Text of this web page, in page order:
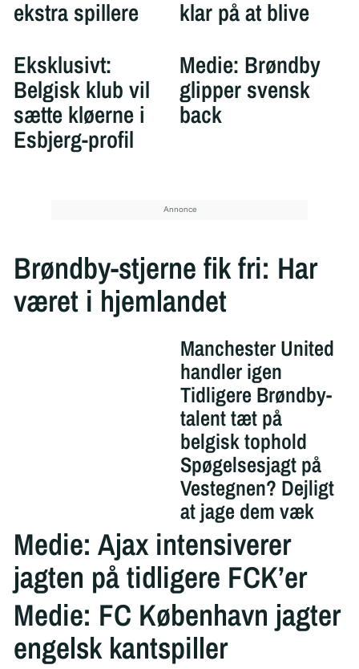
ekstra spillere
klar på at blive
Eksklusivt:
Belgisk klub vil
sætte kløerne i
Esbjerg-profil
Medie: Brøndby
glipper svensk
back
Brøndby-stjerne fik fri: Har
været i hjemlandet
Manchester United
handler igen
Tidligere Brøndby-
talent tæt på
belgisk tophold
Spøgelsesjagt på
Vestegnen? Dejligt
at jage dem væk
Medie: Ajax intensiverer
jagten på tidligere FCK’er
Medie: FC København jagter
engelsk kantspiller